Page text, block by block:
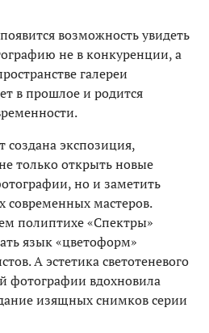
возможность увидеть
не в конкуренции, а
галереи
в прошлое и родится
создана экспозиция,
только открыть новые
но и заметить
современных мастеров.
полиптихе «Спектры»
язык «цветоформ»
А эстетика светотеневого
фотографии вдохновила
изящных снимков серии